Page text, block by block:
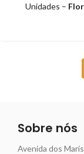
Unidades –
Sobre nós
Avenida dos